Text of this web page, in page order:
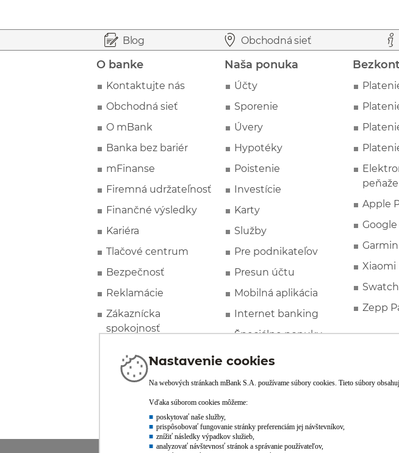
Blog Obchodná sieť
O banke
Kontaktujte nás
Obchodná sieť
O mBank
Banka bez bariér
mFinanse
Firemná udržateľnosť
Finančné výsledky
Kariéra
Tlačové centrum
Bezpečnosť
Reklamácie
Zákaznícka
spokojnosť
Naša ponuka
Účty
Sporenie
Úvery
Hypotéky
Poistenie
Investície
Karty
Služby
Pre podnikateľov
Presun účtu
Mobilná aplikácia
Internet banking
Špeciálne ponuky
Apple
Google
Xiaomi
Zepp